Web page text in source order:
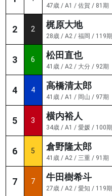
47歳 / A1 / 佐賀 / 81期
2 2 梶原大地
28歳 / A2 / 福岡 / 119期
3 6 松田直也
41歳 / A2 / 大分 / 92期
4 4 高橋清太郎
41歳 / A1 / 岡山 / 97期
5 3 横内裕人
34歳 / A1 / 愛媛 / 100期
6 5 倉野隆太郎
41歳 / A2 / 三重 / 91期
7 7 牛田樹希斗
27歳 / A2 / 愛知 / 119期